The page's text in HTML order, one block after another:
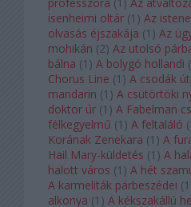
isenheimi oltár (1 ) Az
olvasás éjszakája (1 ) Az
mohikán (2) Az utolsó
bálna (1 ) A bolygó hollandi (
Chorus Line (1 ) A csodák
mandarin (1 ) A csütörtöki
doktor úr (1 ) A Fabelman
félkegyelmű (1 ) A feltaláló (
Korának Zenekara (1 ) A
Hail Mary-küldetés (1 ) A
halott város (1 ) A hét
A karmeliták párbeszédei (1
alkonya (1 ) A kékszakállú